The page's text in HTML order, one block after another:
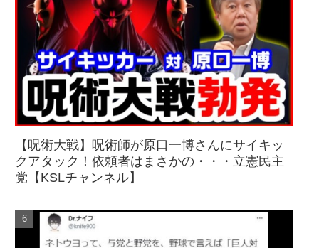
【呪術大戦】呪術師が原口一博さんにサイキッ
クアタック！依頼者はまさかの・・・立憲民主
党【KSLチャンネル】